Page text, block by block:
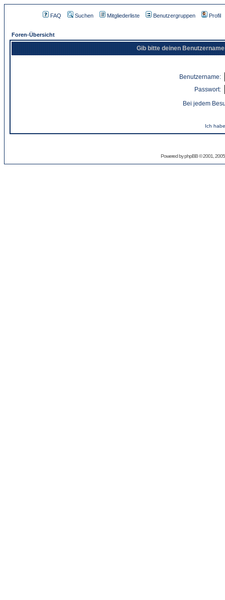
FAQ Suchen Mitgliederliste Benutzergruppen Profil
Foren-Übersicht
Gib bitte deinen
Benutzername:
Passwort:
Bei jedem
Ich
Powered byphpBB© 2001,